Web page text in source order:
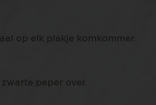
op elk plakje komkommer.
zwarte peper over.